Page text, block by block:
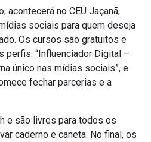
acontecerá no CEU Jaçanã,
sociais para quem deseja
Os cursos são gratuitos e
perfis: “Influenciador Digital –
único nas mídias sociais”, e
fechar parcerias e a
e são livres para todos os
caderno e caneta. No final, os